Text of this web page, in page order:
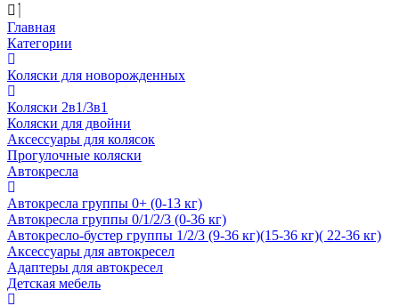
Главная
Категории
Коляски для новорожденных
Коляски 2в1/3в1
Коляски для двойни
Аксессуары для колясок
Прогулочные коляски
Автокресла
Автокресла группы 0+ (0-13 кг)
Автокресла группы 0/1/2/3 (0-36 кг)
Автокресло-бустер группы 1/2/3 (9-36 кг)(15-36 кг)( 22-36 кг)
Аксессуары для автокресел
Адаптеры для автокресел
Детская мебель